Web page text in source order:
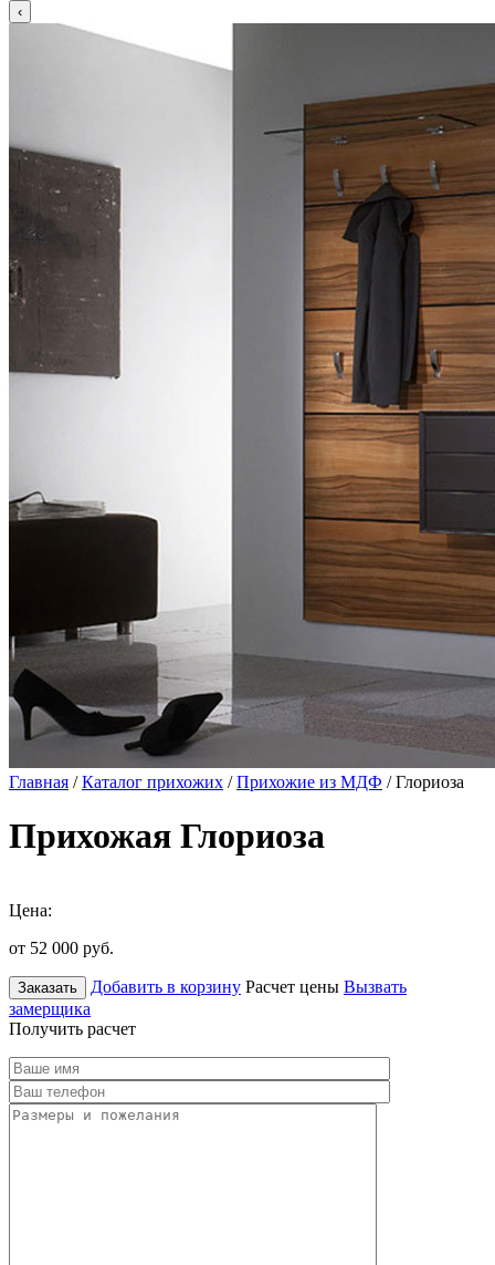
Главная /Каталог прихожих /Прихожие из МДФ / Глориоза
Прихожая Глориоза
Цена:
от 52 000 руб.
Заказать Добавить в корзину Расчет цены Вызвать
замерщика
Получить расчет